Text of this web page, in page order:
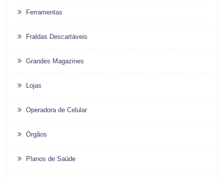
Ferramentas
Fraldas Descartáveis
Grandes Magazines
Lojas
Operadora de Celular
Órgãos
Planos de Saúde